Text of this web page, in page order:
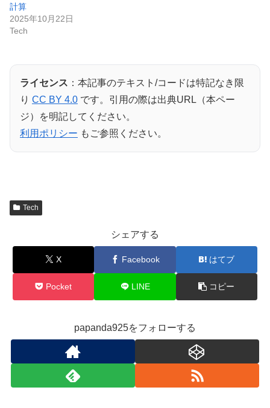
計算
2025年10月22日
Tech
ライセンス ：本記事のテキスト/コードは特記なき限
り CC BY 4.0 です。引用の際は出典URL（本ペー
ジ）を明記してください。
利用ポリシー もご参照ください。
Tech
シェアする
X Facebook はてブ
Pocket LINE コピー
papanda925をフォローする